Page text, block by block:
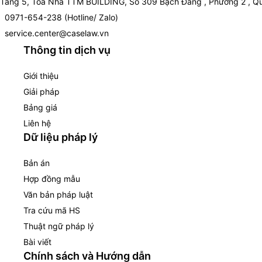
0971-654-238 (Hotline/ Zalo)
service.center@caselaw.vn
Thông tin dịch vụ
Giới thiệu
Giải pháp
Bảng giá
Liên hệ
Dữ liệu pháp lý
Bản án
Hợp đồng mẫu
Văn bản pháp luật
Tra cứu mã HS
Thuật ngữ pháp lý
Bài viết
Chính sách và Hướng dẫn